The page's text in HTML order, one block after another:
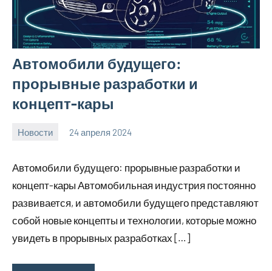
Автомобили будущего:
прорывные разработки и
концепт-кары
Новости 24 апреля 2024
Автомобили будущего: прорывные разработки и
концепт-кары Автомобильная индустрия постоянно
развивается, и автомобили будущего представляют
собой новые концепты и технологии, которые можно
увидеть в прорывных разработках […]